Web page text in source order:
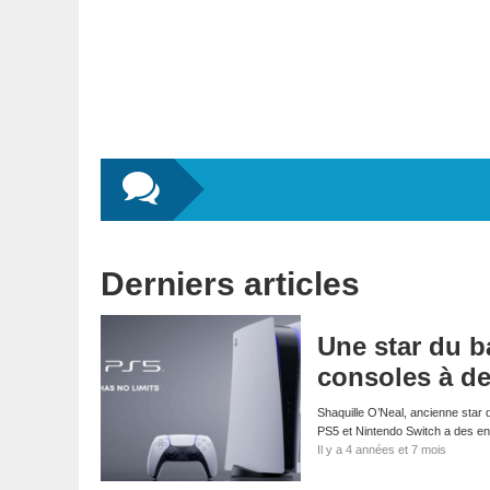
Derniers articles
Une star du
consoles à
Shaquille O’Neal, ancienne
PS5 et Nintendo Switch a des
Il y a 4 années et 7 mois